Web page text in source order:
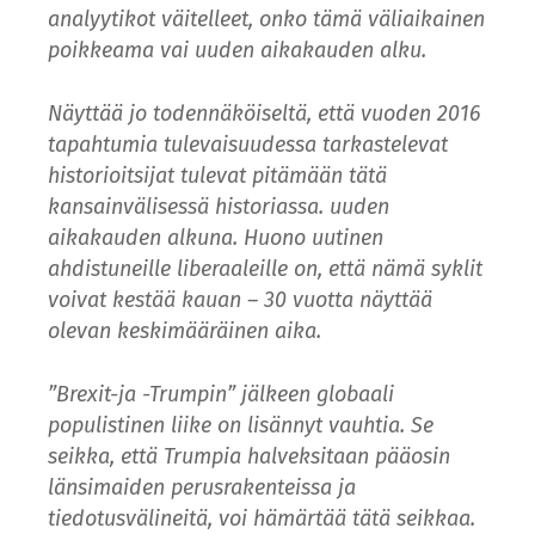
analyytikot väitelleet, onko tämä väliaikainen
poikkeama vai uuden aikakauden alku.
Näyttää jo todennäköiseltä, että vuoden 2016
tapahtumia tulevaisuudessa tarkastelevat
historioitsijat tulevat pitämään tätä
kansainvälisessä historiassa. uuden
aikakauden alkuna. Huono uutinen
ahdistuneille liberaaleille on, että nämä syklit
voivat kestää kauan – 30 vuotta näyttää
olevan keskimääräinen aika.
”Brexit-ja -Trumpin” jälkeen globaali
populistinen liike on lisännyt vauhtia. Se
seikka, että Trumpia halveksitaan pääosin
länsimaiden perusrakenteissa ja
tiedotusvälineitä, voi hämärtää tätä seikkaa.